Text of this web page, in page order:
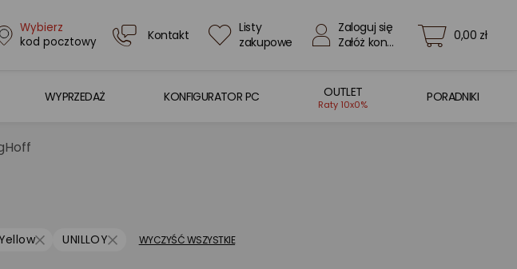
Wybierz
kod pocztowy
Kontakt
Listy
zakupowe
Zaloguj się
Załóż konto
0,00 zł
WYPRZEDAŻ KONFIGURATOR PC OUTLET
Raty 10x0%
PORADNIKI
UNILLOY WYCZYŚĆ WSZYSTKIE